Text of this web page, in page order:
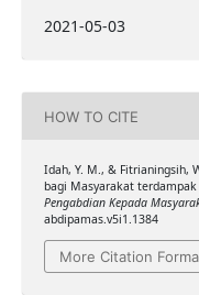
2021-05-03
HOW TO CITE
Idah, Y. M., & Fitrianingsih,
bagi Masyarakat terdampak
Pengabdian Kepada
abdipamas.v5i1.1384
More Citation